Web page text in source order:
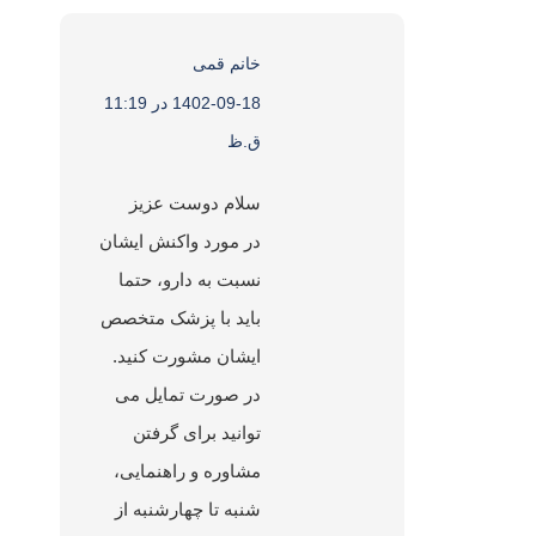
خانم قمی
:
1402-09-18 در 11:19
ق.ظ
سلام دوست عزیز
در مورد واکنش ایشان
نسبت به دارو، حتما
باید با پزشک متخصص
ایشان مشورت کنید.
در صورت تمایل می
توانید برای گرفتن
مشاوره و راهنمایی،
شنبه تا چهارشنبه از